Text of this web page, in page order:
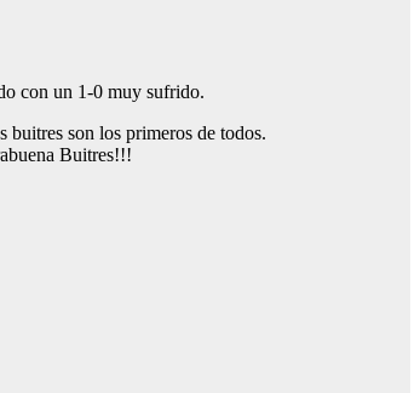
con un 1-0 muy sufrido.
son los primeros de todos.
Buitres!!!